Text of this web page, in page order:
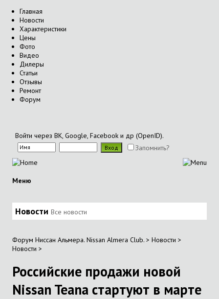
Главная
Новости
Характеристики
Цены
Фото
Видео
Дилеры
Статьи
Отзывы
Ремонт
Форум
Войти через ВК, Google, Facebook и др (OpenID).
Запомнить?
Меню
Новости Все новости
Форум Ниссан Альмера. Nissan Almera Club. > Новости >
Новости >
Российские продажи новой
Nissan Teana стартуют в марте